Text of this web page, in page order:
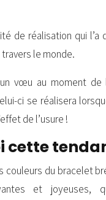
de réalisation qui l’a
le monde.
vœu au moment de
ci se réalisera
de l’usure !
cette
couleurs du bracelet
et joyeuses,